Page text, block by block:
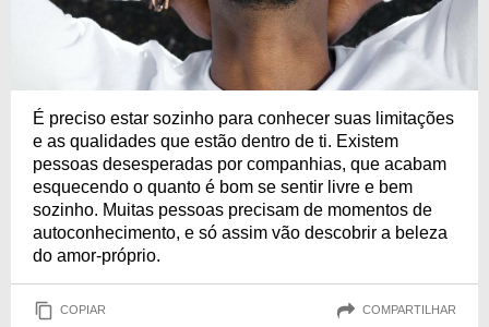
É preciso estar sozinho para conhecer suas limitações
e as qualidades que estão dentro de ti. Existem
pessoas desesperadas por companhias, que acabam
esquecendo o quanto é bom se sentir livre e bem
sozinho. Muitas pessoas precisam de momentos de
autoconhecimento, e só assim vão descobrir a beleza
do amor-próprio.
COPIAR COMPARTILHAR